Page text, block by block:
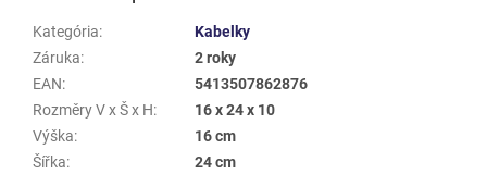
Kategória:
Kabelky
Záruka:
2 roky
EAN:
5413507862876
Rozměry V x Š x H:
16 x 24 x 10
Výška:
16 cm
Šířka:
24 cm